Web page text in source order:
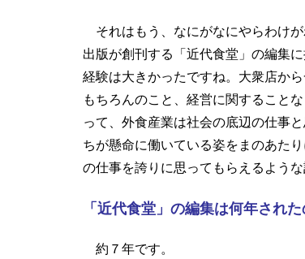
それはもう、なにがなにやらわけ
出版が創刊する「近代食堂」の編集
経験は大きかったですね。大衆店か
もちろんのこと、経営に関すること
って、外食産業は社会の底辺の仕事
ちが懸命に働いている姿をまのあた
の仕事を誇りに思ってもらえるよう
「近代食堂」の編集は何年された
約７年です。